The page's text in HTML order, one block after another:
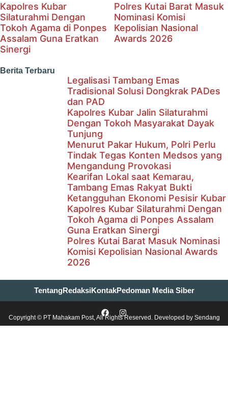
Kapolres Kubar
Silaturahmi Dengan
Tokoh Agama di Ponpes
Assalam Guna Eratkan
Sinergi
Polres Kutai Barat Masuk
Nominasi Komisi
Kepolisian Nasional
Awards 2026
Berita Terbaru
Legalisasi Tambang Emas
Tradisional Solusi Dongkrak PADes
dan PAD
Kapolres Kubar Jalin Silaturahmi
Dengan Tokoh Masyarakat Dayak
Tunjung
Menurut Pakar Hukum, Polri Perlu
Tindak Tegas Konten Medsos yang
Mengandung Provokasi
Kearifan Lokal saat Kemarau,
Tambang Emas Rakyat Bukti
Ketangguhan Ekonomi Pesisir Kubar
Kapolres Kubar Silaturahmi Dengan
Tokoh Agama di Ponpes Assalam
Guna Eratkan Sinergi
Polres Kutai Barat Masuk Nominasi
Komisi Kepolisian Nasional Awards
2026
TentangRedaksiKontakPedoman Media Siber
Copyright © PT Mahakam Post, All Rights Reserved. Developed by Sendang